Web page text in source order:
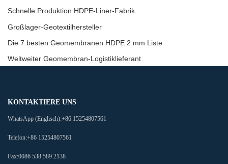
Schnelle Produktion HDPE-Liner-Fabrik
Großlager-Geotextilhersteller
Die 7 besten Geomembranen HDPE 2 mm Liste
Weltweiter Geomembran-Logistiklieferant
KONTAKTIERE UNS
WhatsApp (Englisch):+86 15254807561
Telefon:+86 15254807561
Fax:0086 538 589 2138